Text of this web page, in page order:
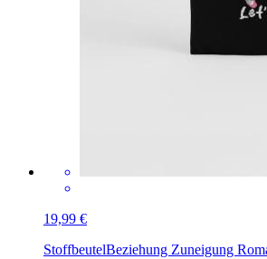
19,99 €
StoffbeutelBeziehung Zuneigung